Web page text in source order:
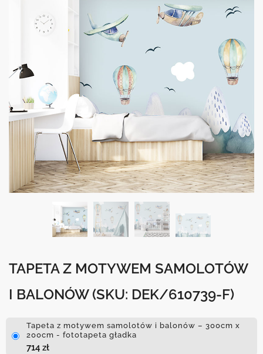
TAPETA Z MOTYWEM SAMOLOTÓW
I BALONÓW (SKU: DEK/610739-F)
Tapeta z motywem samolotów i balonów – 300cm x
200cm - fototapeta gładka
714 zł